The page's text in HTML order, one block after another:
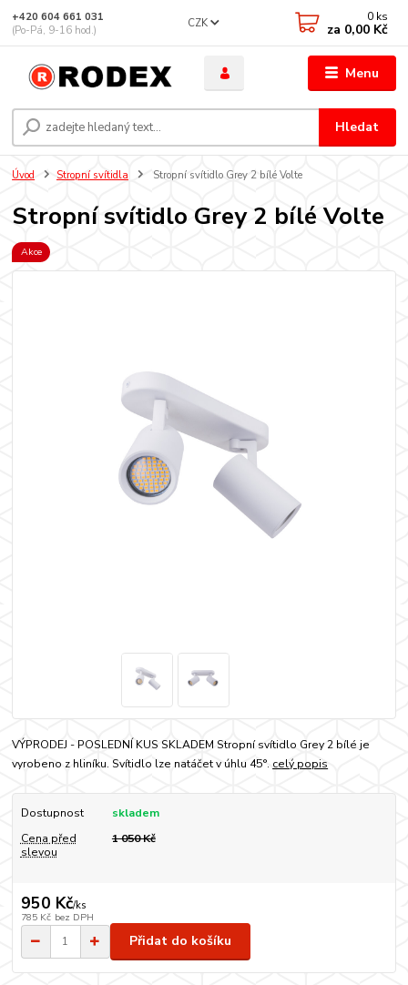
Menu
CZK
Hledat
+420 604 661 031
(Po-Pá, 9-16 hod.)
0 ks
za 0,00 Kč
Úvod Stropní svítidla Stropní svítidlo Grey 2 bílé Volte
Stropní svítidlo Grey 2 bílé Volte
Akce
VÝPRODEJ - POSLEDNÍ KUS SKLADEM Stropní svítidlo Grey 2 bílé je
vyrobeno z hliníku. Svítidlo lze natáčet v úhlu 45°. celý popis
Dostupnost
skladem
Cena před
slevou
1 050 Kč
950 Kč/ks
785 Kč bez DPH
Přidat do košíku